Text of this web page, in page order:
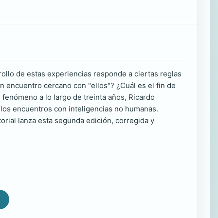
de estas experiencias responde a ciertas reglas
encuentro cercano con "ellos"? ¿Cuál es el fin de
a lo largo de treinta años, Ricardo
encuentros con inteligencias no humanas.
lanza esta segunda edición, corregida y